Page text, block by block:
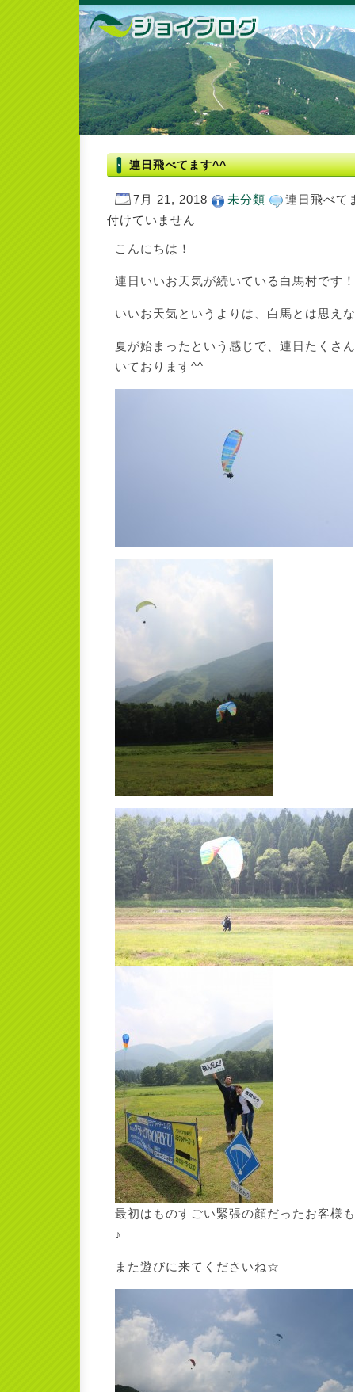
連日飛べてます^^
7月 21, 2018 未分類
連日飛べて
付けていません
こんにちは！
連日いいお天気が続いている白馬村です！
いいお天気というよりは、白馬とは思え
夏が始まったという感じで、連日たくさ
いております^^
最初はものすごい緊張の顔だったお客様
♪
また遊びに来てくださいね☆